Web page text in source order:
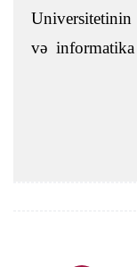
və
dosenti